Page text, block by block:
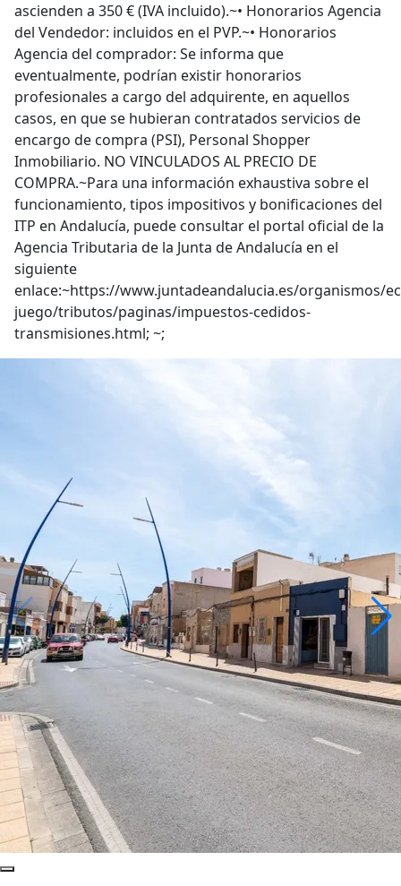
ascienden a 350 € (IVA incluido).~• Honorarios Agencia
del Vendedor: incluidos en el PVP.~• Honorarios
Agencia del comprador: Se informa que
eventualmente, podrían existir honorarios
profesionales a cargo del adquirente, en aquellos
casos, en que se hubieran contratados servicios de
encargo de compra (PSI), Personal Shopper
Inmobiliario. NO VINCULADOS AL PRECIO DE
COMPRA.~Para una información exhaustiva sobre el
funcionamiento, tipos impositivos y bonificaciones del
ITP en Andalucía, puede consultar el portal oficial de la
Agencia Tributaria de la Junta de Andalucía en el
siguiente
enlace:~https://www.juntadeandalucia.es/organismos/
juego/tributos/paginas/impuestos-cedidos-
transmisiones.html; ~;